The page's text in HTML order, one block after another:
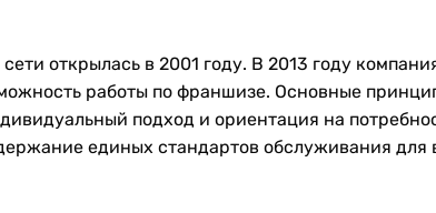
открылась в 2001 году. В 2013 году
работы по франшизе. Основные
подход и ориентация на
единых стандартов обслуживания для